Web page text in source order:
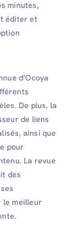
minutes,
éditer et
d’Ocoya
De plus, la
de liens
ainsi que
pour
La revue
des
le meilleur